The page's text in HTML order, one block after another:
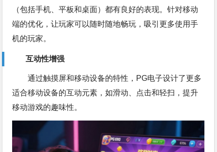
（包括手机、平板和桌面）都有良好的表现。针对移动
端的优化，让玩家可以随时随地畅玩，吸引更多使用手
机的玩家。
互动性增强
通过触摸屏和移动设备的特性，PG电子设计了更多
适合移动设备的互动元素，如滑动、点击和轻扫，提升
移动游戏的趣味性。